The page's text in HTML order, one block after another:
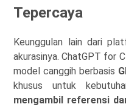
Tepercaya
Keunggulan lain dari
akurasinya. ChatGPT for
model canggih berbasis
khusus untuk
mengambil referensi